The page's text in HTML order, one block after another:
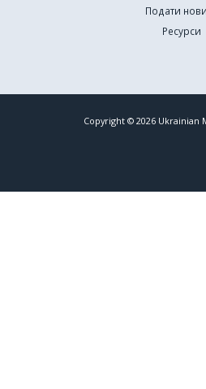
Подати
Ресурси
Copyright © 2026 Ukrainian